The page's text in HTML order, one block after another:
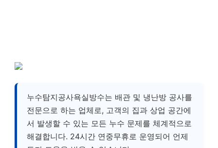
누수탐지공사욕실방수는 배관 및 냉난방 공사를
전문으로 하는 업체로, 고객의 집과 상업 공간에
서 발생할 수 있는 모든 누수 문제를 체계적으로
해결합니다. 24시간 연중무휴로 운영되어 언제